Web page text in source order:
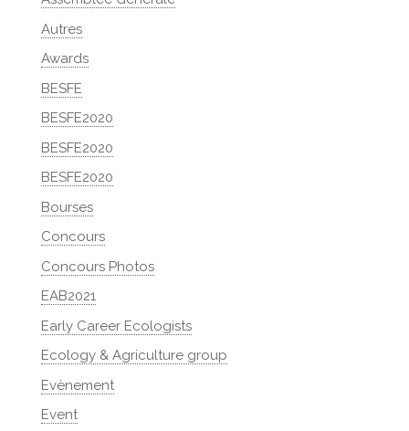
Autres
Awards
BESFE
BESFE2020
BESFE2020
BESFE2020
Bourses
Concours
Concours Photos
EAB2021
Early Career Ecologists
Ecology & Agriculture group
Evènement
Event